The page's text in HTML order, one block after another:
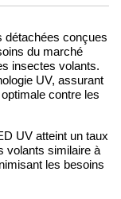
détachées conçues
du marché
insectes volants.
UV, assurant
contre les
UV atteint un taux
volants similaire à
les besoins